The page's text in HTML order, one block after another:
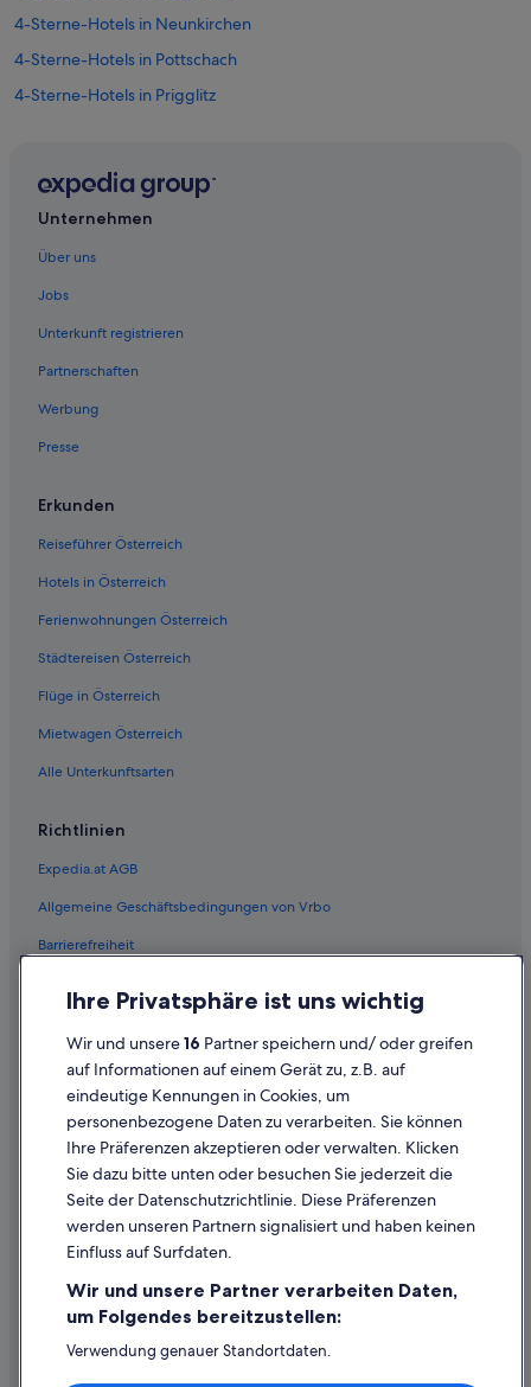
4-Sterne-Hotels in Neunkirchen
4-Sterne-Hotels in Pottschach
4-Sterne-Hotels in Prigglitz
5-Sterne-Hotels in Wimpassing
Villen in Altendorf
Hotels nahe Bahnhof Gloggnitz
Hotels nahe Bahnhof Neunkirchen NÖ
Hotels nahe Bahnhof Seebenstein
Landhotels in Buchbach
Enzenreith Hotels
Gasthöfe in Flatz
Hotel-Resorts in Flatz
Flatz Hotels
Ferienwohnungen in Gloggnitz
Pensionen in Gloggnitz
Safarizelte in Gloggnitz
Grafenbach Hotels
Günstige in Grafenbach-Sankt Valentin
Private Ferienhäuser in Grafenbach-Sankt Valentin
Loipersbach Hotels
Mollram Hotels
Private Ferienhäuser in Mollram
Natschbach-Loipersbach Hotels
B&B in Neunkirchen
Chalets in Neunkirchen
Nachhaltige in Neunkirchen
Unternehmen
Über uns
Jobs
Unterkunft registrieren
Partnerschaften
Werbung
Presse
Erkunden
Reiseführer Österreich
Hotels in Österreich
Ferienwohnungen Österreich
Städtereisen Österreich
Flüge in Österreich
Mietwagen Österreich
Alle Unterkunftsarten
Richtlinien
Expedia.at AGB
Allgemeine Geschäftsbedingungen von Vrbo
Barrierefreiheit
Rechtliche Hinweise/Kontakt
Inhaltsrichtlinien und Melden von Inhalten
Hilfe
Hilfe
Rückerstattungsprozess und Zeitrahmen
Buchen Sie einen Flug mit einer Gutschrift bei der Fluggesellschaft
Internationale Reisedokumente
Ihre Privatsphäre ist uns wichtig
Wir und unsere16 Partner speichern und/ oder greifen
auf Informationen auf einem Gerät zu, z.B. auf
eindeutige Kennungen in Cookies, um
personenbezogene Daten zu verarbeiten. Sie können
Ihre Präferenzen akzeptieren oder verwalten. Klicken
Sie dazu bitte unten oder besuchen Sie jederzeit die
Seite der Datenschutzrichtlinie. Diese Präferenzen
werden unseren Partnern signalisiert und haben keinen
Einfluss auf Surfdaten.
Wir und unsere Partner verarbeiten Daten,
um Folgendes bereitzustellen:
Verwendung genauer Standortdaten.